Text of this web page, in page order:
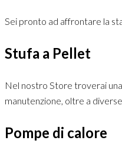
Sei pronto ad affrontare la
Stufa a Pellet
Nel nostro Store troverai
manutenzione, oltre a
Pompe di calore